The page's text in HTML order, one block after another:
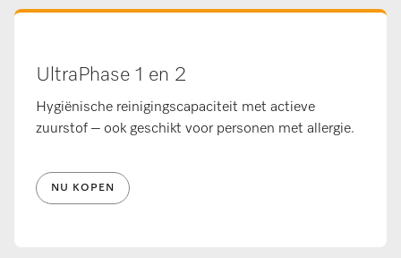
UltraPhase 1 en 2
Hygiënische reinigingscapaciteit met actieve
zuurstof – ook geschikt voor personen met allergie.
NU KOPEN